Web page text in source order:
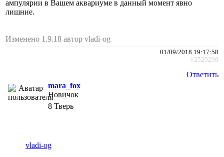
ампулярии в Вашем аквариуме в данный момент явно
лишние.
Изменено 1.9.18 автор vladi-og
01/09/2018 19:17:58
#2529290
Ответить
mara_fox
Новичок
8 Тверь
vladi-og